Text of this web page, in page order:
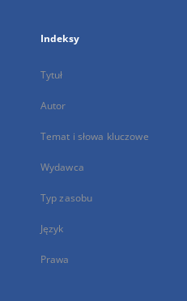
Indeksy
Tytuł
Autor
Temat i słowa kluczowe
Wydawca
Typ zasobu
Język
Prawa